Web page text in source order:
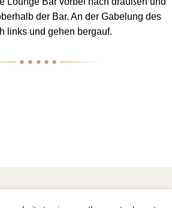
der Bar. An der Gabelung des
links und gehen bergauf.